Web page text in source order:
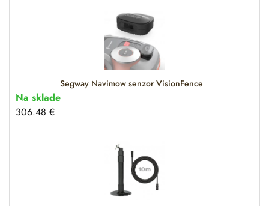
Segway Navimow senzor VisionFence
Na sklade
306.48 €